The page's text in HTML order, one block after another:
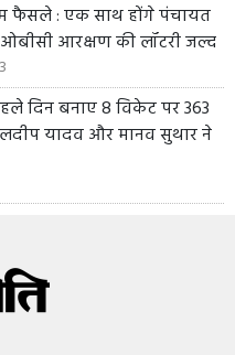
फैसले : एक साथ होंगे पंचायत
आरक्षण की लॉटरी जल्द
दिन बनाए 8 विकेट पर 363
यादव और मानव सुथार ने